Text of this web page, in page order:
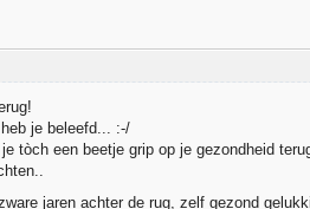
je beleefd... :-/
je tòch een beetje grip op je gezondheid
jaren achter de rug, zelf gezond